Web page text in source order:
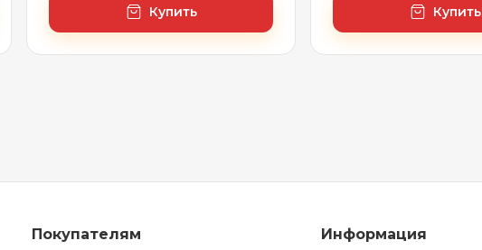
Купить Купить
Покупателям Информация